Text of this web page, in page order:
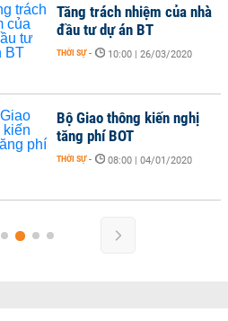
của nhà
BT
| 26/03/2020
kiến nghị
| 04/01/2020